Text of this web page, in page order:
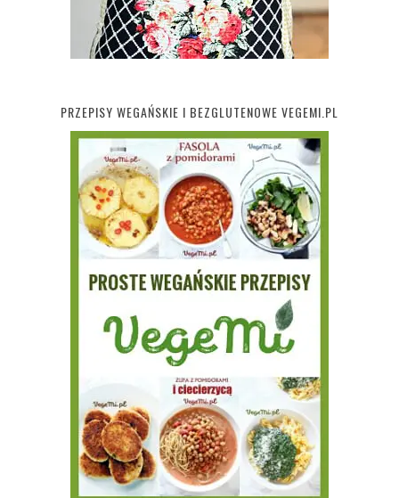
PRZEPISY WEGAŃSKIE I BEZGLUTENOWE VEGEMI.PL